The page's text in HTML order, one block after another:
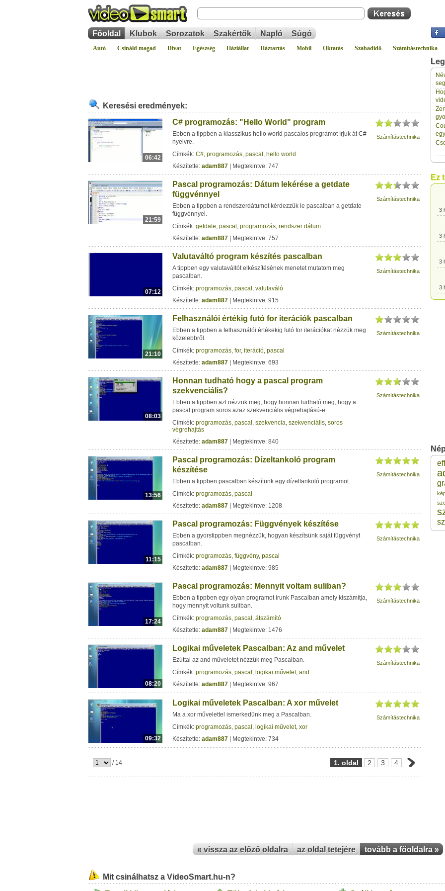
Főoldal Klubok Sorozatok Szakértők Napló Súgó
Autó Csináld magad Divat Egészség Háziállat Háztartás Mobil Oktatás Szabadidő Számítástechnika
Keresési eredmények:
06:42
C# programozás: "Hello World" program
Ebben a tippben a klasszikus hello world pascalos programot írjuk át C#
nyelvre.
Címkék: C#, programozás, pascal , hello world
Készítette: adam887 | Megtekintve: 747
Számítástechnika
21:59
Pascal programozás: Dátum lekérése a getdate
függvénnyel
Ebben a tippben a rendszerdátumot kérdezzük le pascalban a getdate
függvénnyel.
Címkék: getdate, pascal , programozás, rendszer dátum
Készítette: adam887 | Megtekintve: 757
Számítástechnika
07:12
Valutaváltó program készítés pascalban
A tippben egy valutaváltót elkészítésének menetet mutatom meg
pascalban.
Címkék: programozás, pascal , valutaváló
Készítette: adam887 | Megtekintve: 915
Számítástechnika
21:10
Felhasználói értékig futó for iterációk pascalban
Ebben a tippben a felhasználói értékekig futó for iterációkat nézzük meg
közelebbről.
Címkék: programozás, for, iteráció, pascal
Készítette: adam887 | Megtekintve: 693
Számítástechnika
08:03
Honnan tudható hogy a pascal program
szekvenciális?
Ebben a tippben azt nézzük meg, hogy honnan tudható meg, hogy a
pascal program soros azaz szekvenciális végrehajtású-e.
Címkék: programozás, pascal , szekvencia, szekvenciális, soros
végrehajtás
Készítette: adam887 | Megtekintve: 840
Számítástechnika
13:56
Pascal programozás: Dízeltankoló program
készítése
Ebben a tippben pascalban készítünk egy dízeltankoló programot.
Címkék: programozás, pascal
Készítette: adam887 | Megtekintve: 1208
Számítástechnika
11:15
Pascal programozás: Függvények készítése
Ebben a gyorstippben megnézzük, hogyan készítsünk saját függvényt
pascalban.
Címkék: programozás, függvény, pascal
Készítette: adam887 | Megtekintve: 985
Számítástechnika
17:24
Pascal programozás: Mennyit voltam suliban?
Ebben a tippben egy olyan programot írunk Pascalban amely kiszámítja,
hogy mennyit voltunk suliban.
Címkék: programozás, pascal , átszámító
Készítette: adam887 | Megtekintve: 1476
Számítástechnika
08:20
Logikai műveletek Pascalban: Az and művelet
Ezúttal az and műveletet nézzük meg Pascalban.
Címkék: programozás, pascal , logikai művelet, and
Készítette: adam887 | Megtekintve: 967
Számítástechnika
09:32
Logikai műveletek Pascalban: A xor művelet
Ma a xor művelettel ismerkedünk meg a Pascalban.
Címkék: programozás, pascal , logikai művelet, xor
Készítette: adam887 | Megtekintve: 734
Számítástechnika
/ 14 1. oldal 2 3 4
Ez
3
3
3
3
3
3
3
3
3
3
3
3
« vissza az előző oldalra az oldal tetejére tovább a főoldalra »
Mit csinálhatsz a VideoSmart.hu-n?